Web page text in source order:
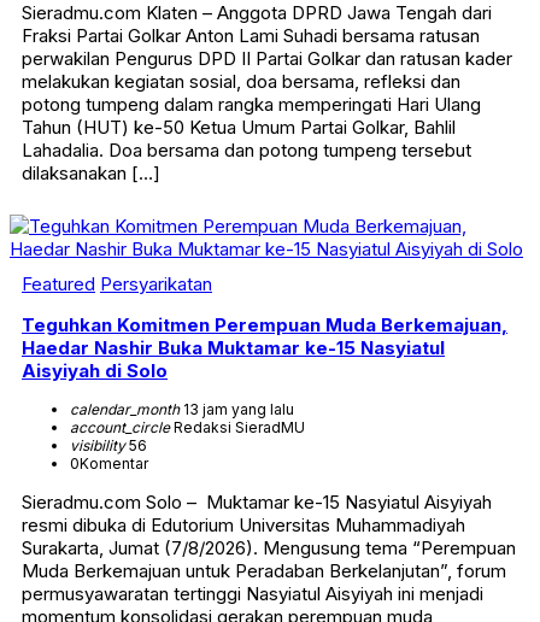
Sieradmu.com Klaten – Anggota DPRD Jawa Tengah dari
Fraksi Partai Golkar Anton Lami Suhadi bersama ratusan
perwakilan Pengurus DPD II Partai Golkar dan ratusan kader
melakukan kegiatan sosial, doa bersama, refleksi dan
potong tumpeng dalam rangka memperingati Hari Ulang
Tahun (HUT) ke-50 Ketua Umum Partai Golkar, Bahlil
Lahadalia. Doa bersama dan potong tumpeng tersebut
dilaksanakan […]
Featured Persyarikatan
Teguhkan Komitmen Perempuan Muda Berkemajuan,
Haedar Nashir Buka Muktamar ke-15 Nasyiatul
Aisyiyah di Solo
calendar_month13 jam yang lalu
account_circleRedaksi SieradMU
visibility56
0Komentar
Sieradmu.com Solo – Muktamar ke-15 Nasyiatul Aisyiyah
resmi dibuka di Edutorium Universitas Muhammadiyah
Surakarta, Jumat (7/8/2026). Mengusung tema “Perempuan
Muda Berkemajuan untuk Peradaban Berkelanjutan”, forum
permusyawaratan tertinggi Nasyiatul Aisyiyah ini menjadi
momentum konsolidasi gerakan perempuan muda